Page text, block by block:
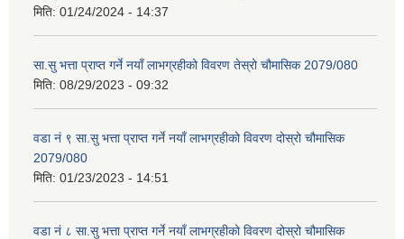
मिति: 01/24/2024 - 14:37
सा.सु भत्ता प्राप्त गर्ने नयाँ लाभग्रहीको विवरण तेस्रो चौमासिक 2079/080
मिति: 08/29/2023 - 09:32
वडा नं ९ सा.सु भत्ता प्राप्त गर्ने नयाँ लाभग्रहीको विवरण दोस्रो चौमासिक
2079/080
मिति: 01/23/2023 - 14:51
वडा नं ८ सा.सु भत्ता प्राप्त गर्ने नयाँ लाभग्रहीको विवरण दोस्रो चौमासिक